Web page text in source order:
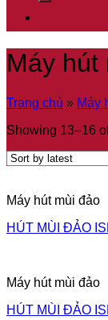
Máy hút
Trang chủ » Máy
Showing 13–16
Máy hút mùi đảo
HÚT MÙI ĐẢO
Máy hút mùi đảo
HÚT MÙI ĐẢO